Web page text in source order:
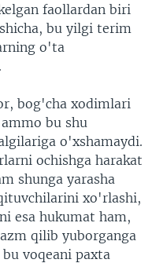
faollardan biri
bu yilgi terim
o'ta
bog'cha xodimlari
bu shu
o'xshamaydi.
ochishga harakat
shunga yarasha
xo'rlashi,
esa hukumat ham,
qilib yuborganga
voqeani paxta